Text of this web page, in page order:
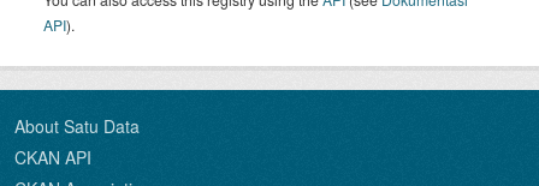
API).
About Satu Data
CKAN API